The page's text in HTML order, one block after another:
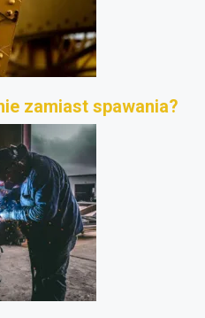
zamiast spawania?